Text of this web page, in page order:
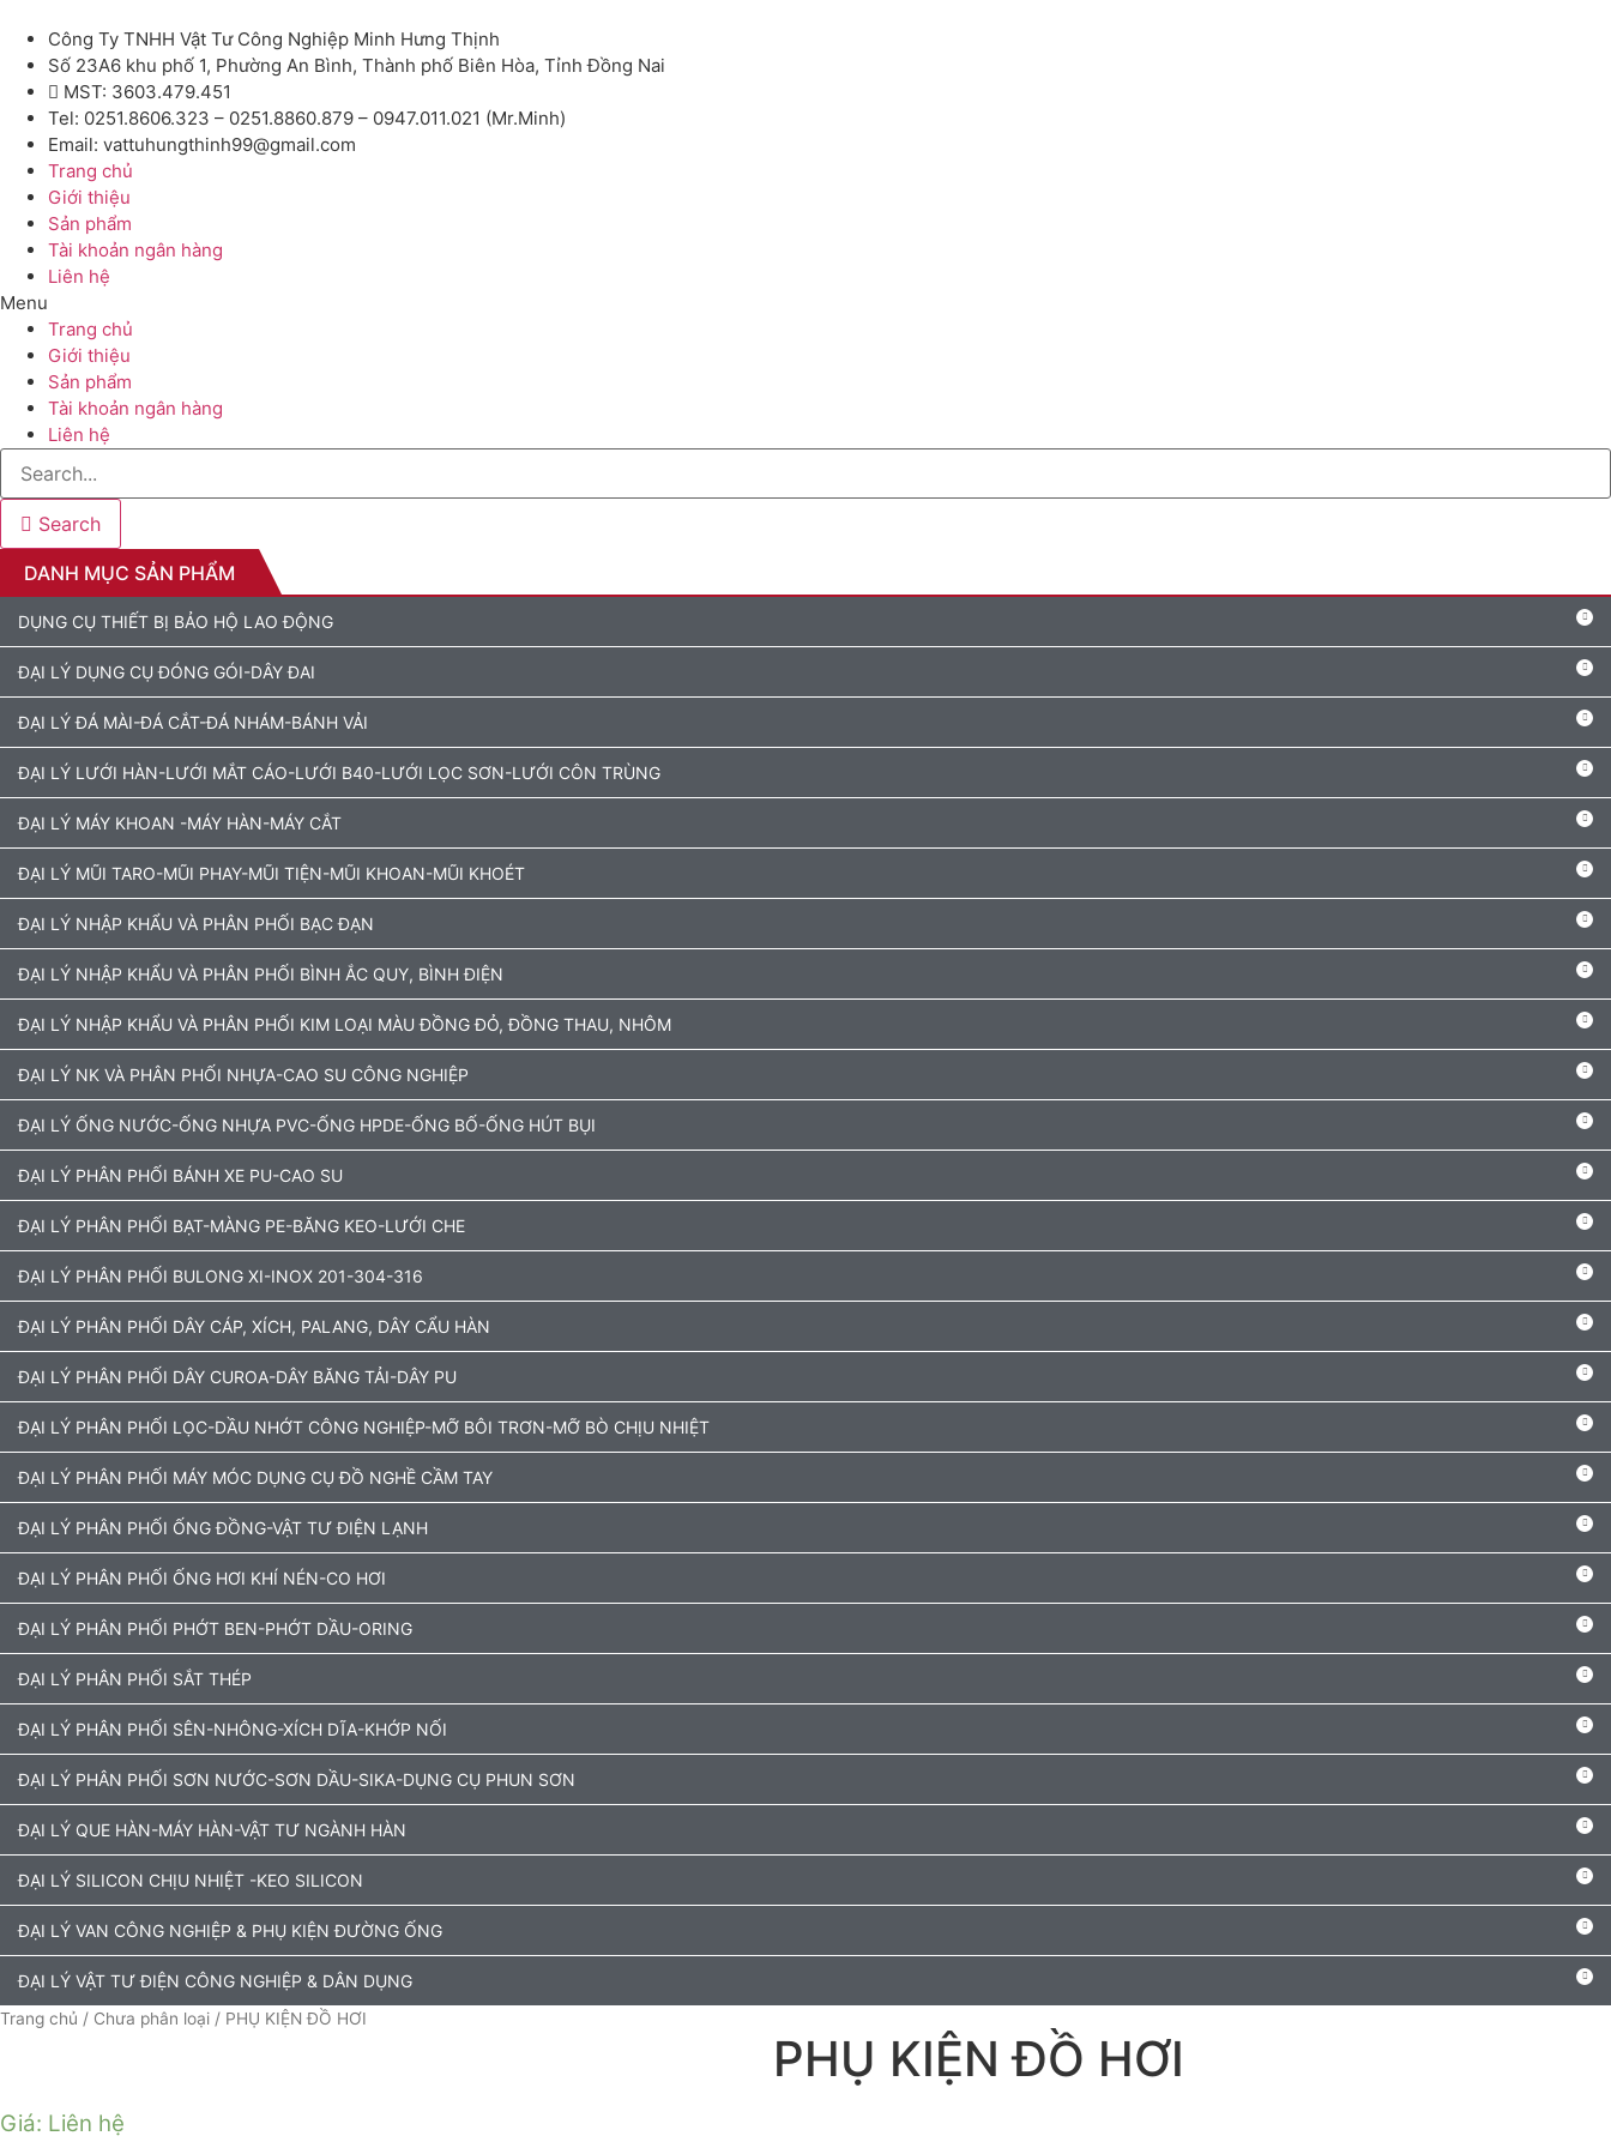
Công Ty TNHH Vật Tư Công Nghiệp Minh Hưng Thịnh
Số 23A6 khu phố 1, Phường An Bình, Thành phố Biên Hòa, Tỉnh Đồng Nai
MST: 3603.479.451
Tel: 0251.8606.323 – 0251.8860.879 – 0947.011.021 (Mr.Minh)
Email: vattuhungthinh99@gmail.com
Trang chủ
Giới thiệu
Sản phẩm
Tài khoản ngân hàng
Liên hệ
Menu
Trang chủ
Giới thiệu
Sản phẩm
Tài khoản ngân hàng
Liên hệ
Search
DANH MỤC SẢN PHẨM
DỤNG CỤ THIẾT BỊ BẢO HỘ LAO ĐỘNG
ĐẠI LÝ DỤNG CỤ ĐÓNG GÓI-DÂY ĐAI
ĐẠI LÝ ĐÁ MÀI-ĐÁ CẮT-ĐÁ NHÁM-BÁNH VẢI
ĐẠI LÝ LƯỚI HÀN-LƯỚI MẮT CÁO-LƯỚI B40-LƯỚI LỌC SƠN-LƯỚI CÔN TRÙNG
ĐẠI LÝ MÁY KHOAN -MÁY HÀN-MÁY CẮT
ĐẠI LÝ MŨI TARO-MŨI PHAY-MŨI TIỆN-MŨI KHOAN-MŨI KHOÉT
ĐẠI LÝ NHẬP KHẨU VÀ PHÂN PHỐI BẠC ĐẠN
ĐẠI LÝ NHẬP KHẨU VÀ PHÂN PHỐI BÌNH ẮC QUY, BÌNH ĐIỆN
ĐẠI LÝ NHẬP KHẨU VÀ PHÂN PHỐI KIM LOẠI MÀU ĐỒNG ĐỎ, ĐỒNG THAU, NHÔM
ĐẠI LÝ NK VÀ PHÂN PHỐI NHỰA-CAO SU CÔNG NGHIỆP
ĐẠI LÝ ỐNG NƯỚC-ỐNG NHỰA PVC-ỐNG HPDE-ỐNG BỐ-ỐNG HÚT BỤI
ĐẠI LÝ PHÂN PHỐI BÁNH XE PU-CAO SU
ĐẠI LÝ PHÂN PHỐI BẠT-MÀNG PE-BĂNG KEO-LƯỚI CHE
ĐẠI LÝ PHÂN PHỐI BULONG XI-INOX 201-304-316
ĐẠI LÝ PHÂN PHỐI DÂY CÁP, XÍCH, PALANG, DÂY CẨU HÀN
ĐẠI LÝ PHÂN PHỐI DÂY CUROA-DÂY BĂNG TẢI-DÂY PU
ĐẠI LÝ PHÂN PHỐI LỌC-DẦU NHỚT CÔNG NGHIỆP-MỠ BÔI TRƠN-MỠ BÒ CHỊU NHIỆT
ĐẠI LÝ PHÂN PHỐI MÁY MÓC DỤNG CỤ ĐỒ NGHỀ CẦM TAY
ĐẠI LÝ PHÂN PHỐI ỐNG ĐỒNG-VẬT TƯ ĐIỆN LẠNH
ĐẠI LÝ PHÂN PHỐI ỐNG HƠI KHÍ NÉN-CO HƠI
ĐẠI LÝ PHÂN PHỐI PHỚT BEN-PHỚT DẦU-ORING
ĐẠI LÝ PHÂN PHỐI SẮT THÉP
ĐẠI LÝ PHÂN PHỐI SÊN-NHÔNG-XÍCH DĨA-KHỚP NỐI
ĐẠI LÝ PHÂN PHỐI SƠN NƯỚC-SƠN DẦU-SIKA-DỤNG CỤ PHUN SƠN
ĐẠI LÝ QUE HÀN-MÁY HÀN-VẬT TƯ NGÀNH HÀN
ĐẠI LÝ SILICON CHỊU NHIỆT -KEO SILICON
ĐẠI LÝ VAN CÔNG NGHIỆP & PHỤ KIỆN ĐƯỜNG ỐNG
ĐẠI LÝ VẬT TƯ ĐIỆN CÔNG NGHIỆP & DÂN DỤNG
Trang chủ / Chưa phân loại / PHỤ KIỆN ĐỒ HƠI
PHỤ KIỆN ĐỒ HƠI
Giá: Liên hệ